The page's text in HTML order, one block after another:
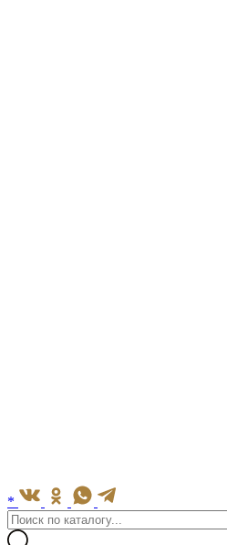
*